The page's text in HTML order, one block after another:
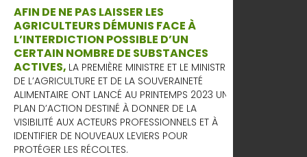
AFIN DE NE PAS LAISSER LES
AGRICULTEURS DÉMUNIS FACE À
L’INTERDICTION POSSIBLE D’UN
CERTAIN NOMBRE DE SUBSTANCES
ACTIVES, LA PREMIÈRE MINISTRE ET LE MINISTRE
DE L’AGRICULTURE ET DE LA SOUVERAINETÉ
ALIMENTAIRE ONT LANCÉ AU PRINTEMPS 2023 UN
PLAN D’ACTION DESTINÉ À DONNER DE LA
VISIBILITÉ AUX ACTEURS PROFESSIONNELS ET À
IDENTIFIER DE NOUVEAUX LEVIERS POUR
PROTÉGER LES RÉCOLTES.